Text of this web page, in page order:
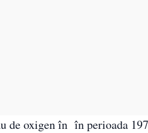
de oxigen în în perioada